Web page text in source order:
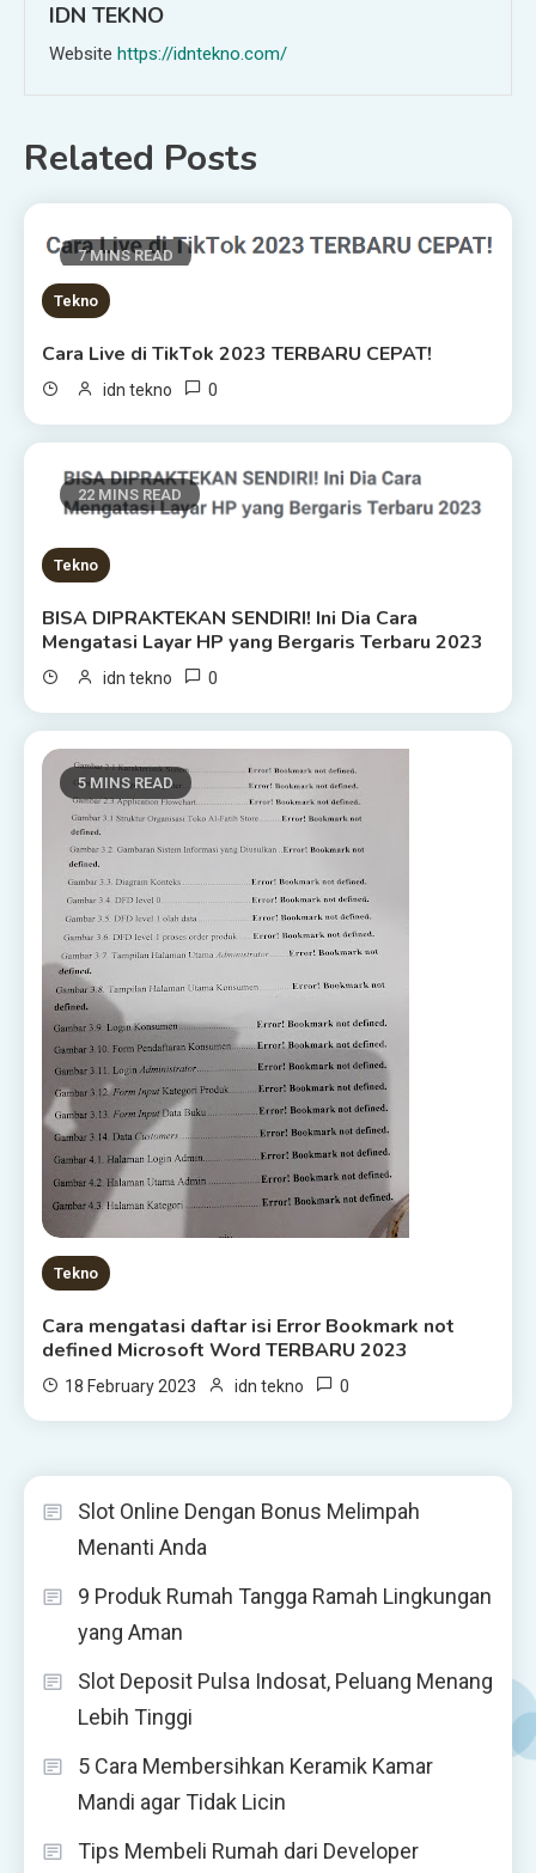
IDN TEKNO
Website https://idntekno.com/
Related Posts
7 MINS READ
Tekno
Cara Lіvе di TіkTоk 2023 TERBARU CEPAT!
idn tekno 0
22 MINS READ
Tekno
BISA DIPRAKTEKAN SENDIRI! Ini Dia Cаrа
Mеngаtаѕі Layar HP уаng Bеrgаrіѕ Terbaru 2023
idn tekno 0
5 MINS READ
Tekno
Cara mengatasi daftar isi Error Bookmark not
defined Microsoft Word TERBARU 2023
18 February 2023 idn tekno 0
Slot Online Dengan Bonus Melimpah
Menanti Anda
9 Produk Rumah Tangga Ramah Lingkungan
yang Aman
Slot Deposit Pulsa Indosat, Peluang Menang
Lebih Tinggi
5 Cara Membersihkan Keramik Kamar
Mandi agar Tidak Licin
Tips Membeli Rumah dari Developer